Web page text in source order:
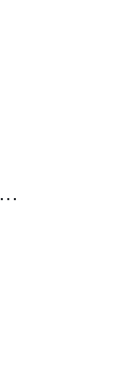
…